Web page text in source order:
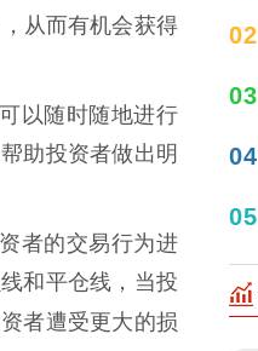
从而有机会获得
以随时随地进行
助投资者做出明
者的交易行为进
和平仓线，当投
者遭受更大的损
02
03
04
05